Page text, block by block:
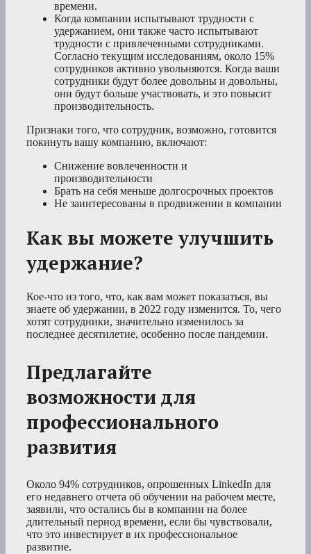
времени.
Когда компании испытывают трудности с
удержанием, они также часто испытывают
трудности с привлеченными сотрудниками.
Согласно текущим исследованиям, около 15%
сотрудников активно увольняются. Когда ваши
сотрудники будут более довольны и довольны,
они будут больше участвовать, и это повысит
производительность.
Признаки того, что сотрудник, возможно, готовится
покинуть вашу компанию, включают:
Снижение вовлеченности и
производительности
Брать на себя меньше долгосрочных проектов
Не заинтересованы в продвижении в компании
Как вы можете улучшить
удержание?
Кое-что из того, что, как вам может показаться, вы
знаете об удержании, в 2022 году изменится. То, чего
хотят сотрудники, значительно изменилось за
последнее десятилетие, особенно после пандемии.
Предлагайте
возможности для
профессионального
развития
Около 94% сотрудников, опрошенных LinkedIn для
его недавнего отчета об обучении на рабочем месте,
заявили, что остались бы в компании на более
длительный период времени, если бы чувствовали,
что это инвестирует в их профессиональное
развитие.